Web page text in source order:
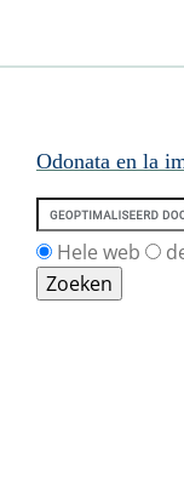
Odonata en la
Hele web